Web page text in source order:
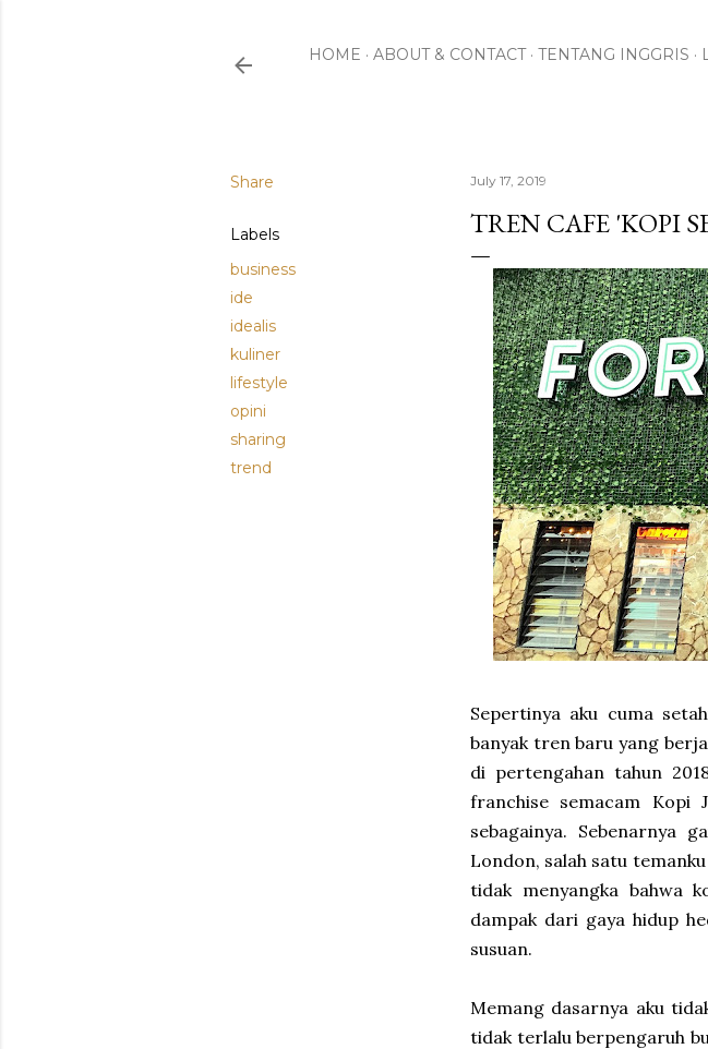
HOME ABOUT & CONTACT TENTANG INGGRIS
Share
Labels
business
ide
idealis
kuliner
lifestyle
opini
sharing
trend
July 17, 2019
TREN CAFE 'KOPI
Sepertinya aku cuma
banyak tren baru yang
di pertengahan tahun
franchise semacam Kopi
sebagainya. Sebenarnya
London, salah satu
tidak menyangka bahwa
dampak dari gaya hidup
susuan.
Memang dasarnya aku
tidak terlalu berpengaruh